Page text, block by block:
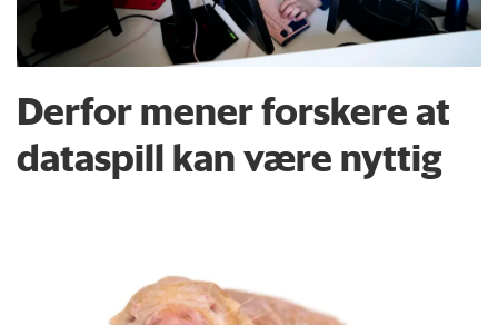
Derfor mener forskere at
dataspill kan være nyttig